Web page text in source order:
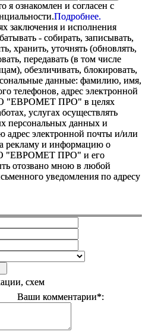
ознакомлен и согласен с
Подробнее.
и исполнения
- собирать, записывать,
хранить, уточнять (обновлять,
передавать (в том числе
обезличивать, блокировать,
данные: фамилию, имя,
телефонов, адрес электронной
"ЕВРОМЕТ ПРО" в целях
услугах осуществлять
персональных данных и
адрес электронной почты и/или
рекламу и информацию о
"ЕВРОМЕТ ПРО" и его
отозвано мною в любой
уведомления по адресу
схем
Ваши комментарии*: